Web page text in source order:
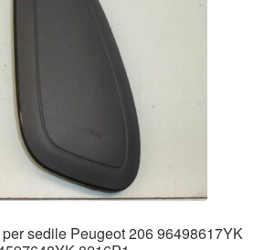
sedile Peugeot 206 96498617YK